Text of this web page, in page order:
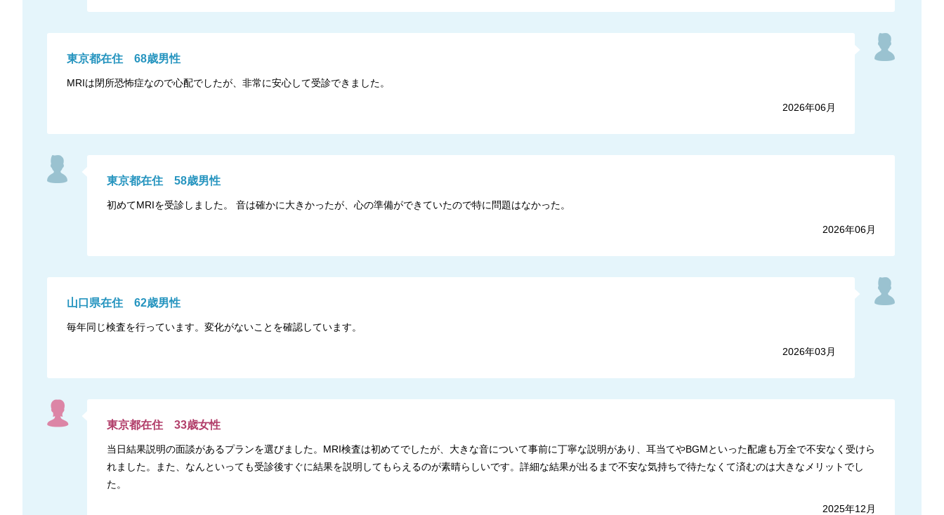
東京都在住 68歳男性
MRIは閉所恐怖症なので心配でしたが、非常に安心して受診できました。
2026年06月
東京都在住 58歳男性
初めてMRIを受診しました。 音は確かに大きかったが、心の準備ができていたので特に問題はなかった。
2026年06月
山口県在住 62歳男性
毎年同じ検査を行っています。変化がないことを確認しています。
2026年03月
東京都在住 33歳女性
当日結果説明の面談があるプランを選びました。MRI検査は初めてでしたが、大きな音について事前に丁寧な説明があり、耳当てやBGMといった配慮も万全で不安なく受けら
れました。また、なんといっても受診後すぐに結果を説明してもらえるのが素晴らしいです。詳細な結果が出るまで不安な気持ちで待たなくて済むのは大きなメリットでし
た。
2025年12月